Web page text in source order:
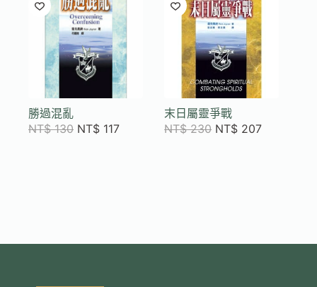
勝過混亂
NT$130 NT$ 117
末日屬靈爭戰
NT$230 NT$ 207